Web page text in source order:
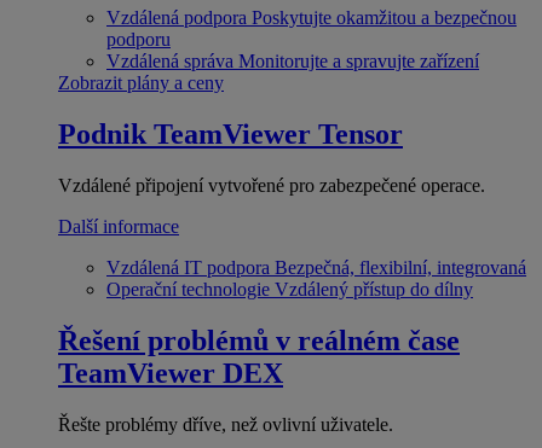
Vzdálená podpora Poskytujte okamžitou a bezpečnou
podporu
Vzdálená správa Monitorujte a spravujte zařízení
Zobrazit plány a ceny
Podnik TeamViewer Tensor
Vzdálené připojení vytvořené pro zabezpečené operace.
Další informace
Vzdálená IT podpora Bezpečná, flexibilní, integrovaná
Operační technologie Vzdálený přístup do dílny
Řešení problémů v reálném čase
TeamViewer DEX
Řešte problémy dříve, než ovlivní uživatele.